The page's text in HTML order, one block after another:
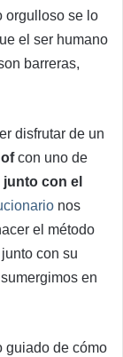
orgulloso se lo
el ser humano
barreras,
disfrutar de un
con uno de
con el
nos
el método
con su
en
guiado de cómo